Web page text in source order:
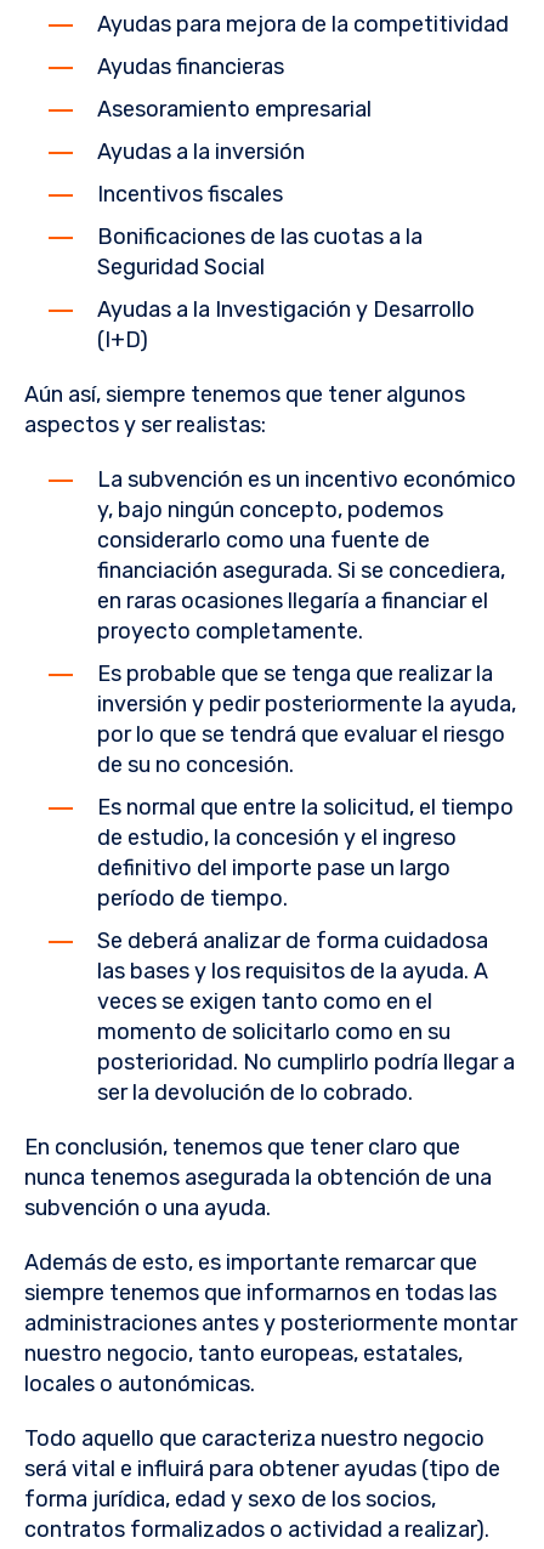
Ayudas para mejora de la competitividad
Ayudas financieras
Asesoramiento empresarial
Ayudas a la inversión
Incentivos fiscales
Bonificaciones de las cuotas a la
Seguridad Social
Ayudas a la Investigación y Desarrollo
(I+D)
Aún así, siempre tenemos que tener algunos
aspectos y ser realistas:
La subvención es un incentivo económico
y, bajo ningún concepto, podemos
considerarlo como una fuente de
financiación asegurada. Si se concediera,
en raras ocasiones llegaría a financiar el
proyecto completamente.
Es probable que se tenga que realizar la
inversión y pedir posteriormente la ayuda,
por lo que se tendrá que evaluar el riesgo
de su no concesión.
Es normal que entre la solicitud, el tiempo
de estudio, la concesión y el ingreso
definitivo del importe pase un largo
período de tiempo.
Se deberá analizar de forma cuidadosa
las bases y los requisitos de la ayuda. A
veces se exigen tanto como en el
momento de solicitarlo como en su
posterioridad. No cumplirlo podría llegar a
ser la devolución de lo cobrado.
En conclusión, tenemos que tener claro que
nunca tenemos asegurada la obtención de una
subvención o una ayuda.
Además de esto, es importante remarcar que
siempre tenemos que informarnos en todas las
administraciones antes y posteriormente montar
nuestro negocio, tanto europeas, estatales,
locales o autonómicas.
Todo aquello que caracteriza nuestro negocio
será vital e influirá para obtener ayudas (tipo de
forma jurídica, edad y sexo de los socios,
contratos formalizados o actividad a realizar).